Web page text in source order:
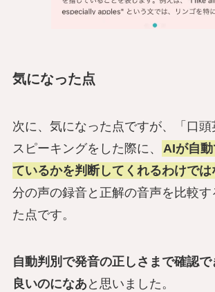
気になった点
次に、気になった点ですが、「口
スピーキングをした際に、
AIが自
ているかを判断してくれるわけでは
分の声の録音と正解の音声を比較す
た点です。
自動判別で発音の正しさまで確認で
良いのになあ と思いました。